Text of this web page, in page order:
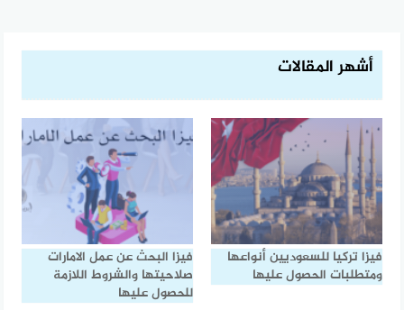
أشهر المقالات
فيزا تركيا للسعوديين أنواعها
ومتطلبات الحصول عليها
فيزا البحث عن عمل الامارات
صلاحيتها والشروط اللازمة
للحصول عليها